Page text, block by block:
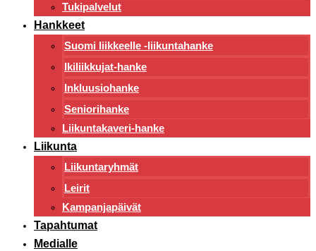
Tukipalvelut
Hankkeet
Suomi liikkeelle -liikuntahanke
Ikiliikkujat-hanke
Inkluusiohanke
Seniorihanke
Liikuntakaveri-hanke
Liikunta
Liikuntaryhmät
Leirit
Kampanjapäivät
Tapahtumat
Medialle